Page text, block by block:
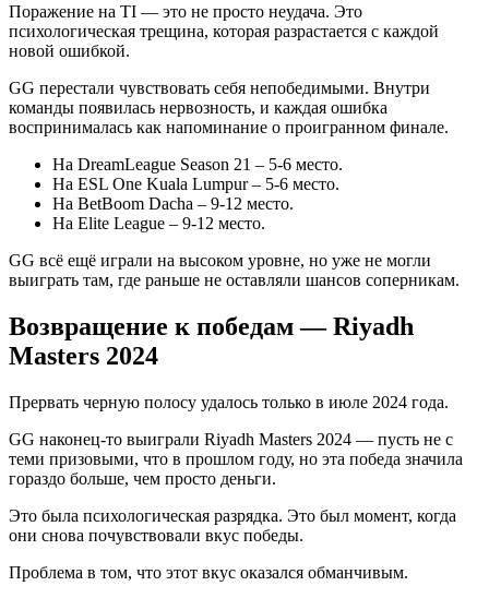
Поражение на TI — это не просто неудача. Это
психологическая трещина, которая разрастается с каждой
новой ошибкой.
GG перестали чувствовать себя непобедимыми. Внутри
команды появилась нервозность, и каждая ошибка
воспринималась как напоминание о проигранном финале.
На DreamLeague Season 21 – 5-6 место.
На ESL One Kuala Lumpur – 5-6 место.
На BetBoom Dacha – 9-12 место.
На Elite League – 9-12 место.
GG всё ещё играли на высоком уровне, но уже не могли
выиграть там, где раньше не оставляли шансов соперникам.
Возвращение к победам — Riyadh
Masters 2024
Прервать черную полосу удалось только в июле 2024 года.
GG наконец-то выиграли Riyadh Masters 2024 — пусть не с
теми призовыми, что в прошлом году, но эта победа значила
гораздо больше, чем просто деньги.
Это была психологическая разрядка. Это был момент, когда
они снова почувствовали вкус победы.
Проблема в том, что этот вкус оказался обманчивым.